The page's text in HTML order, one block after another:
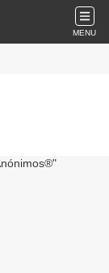
MENU